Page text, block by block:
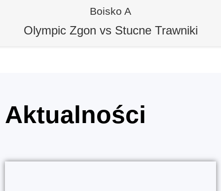
Boisko A
Olympic Zgon vs Stucne Trawniki
Aktualności